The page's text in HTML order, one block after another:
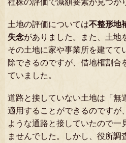
社株の評価で減額要素が見つか
土地の評価については不整形地
失念がありました。また、土地
その土地に家や事業所を建てて
除できるのですが、借地権割合
ていました。
道路と接していない土地は「無
適用することができるのですが
ような通路と接していたので一
ませんでした。しかし、役所調